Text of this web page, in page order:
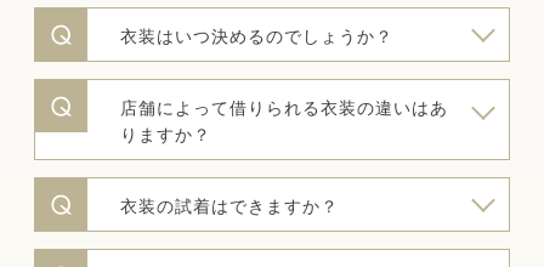
衣装はいつ決めるのでしょうか？
店舗によって借りられる衣装の違いはあ
りますか？
衣装の試着はできますか？